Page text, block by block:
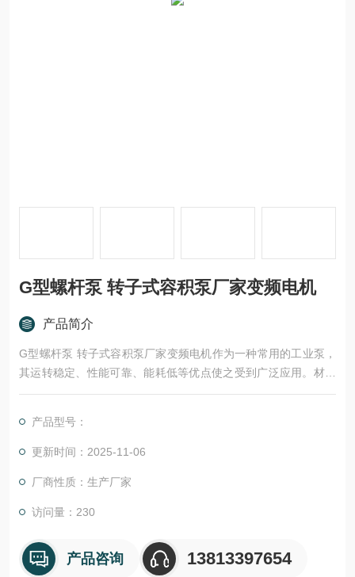
G型螺杆泵 转子式容积泵厂家变频电机
产品简介
G型螺杆泵 转子式容积泵厂家变频电机作为一种常用的工业泵，
其运转稳定、性能可靠、能耗低等优点使之受到广泛应用。材质
一般为铸铁、304不锈钢或316不锈钢，使用电压380V，频率50
产品型号：
更新时间：2025-11-06
厂商性质：生产厂家
访问量：230
产品咨询 13813397654